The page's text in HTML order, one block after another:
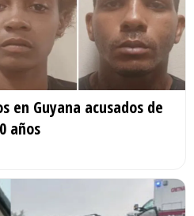
en Guyana acusados de
años